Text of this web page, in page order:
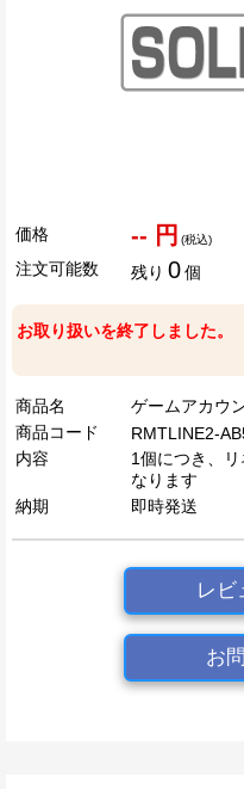
価格 -- 円 (税込)
注文可能数 残り 0個
お取り扱いを終了しました。
商品名
ゲームアカウ
商品コード
RMTLINE2-
内容
1個につき、
なります
納期
即時発送
レビ
お